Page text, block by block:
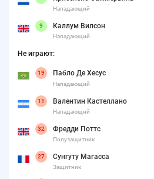
Нападающий
9 Каллум Вилсон
Нападающий
Не играют:
19 Пабло Де Хесус
Нападающий
11 Валентин Кастеллано
Нападающий
32 Фредди Поттс
Полузащитник
27 Сунгуту Магасса
Защитник